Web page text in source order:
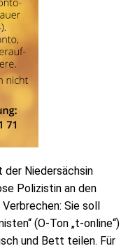
Niedersächsin
Polizistin an den
Sie soll
(O-Ton „t-online“)
und Bett teilen. Für